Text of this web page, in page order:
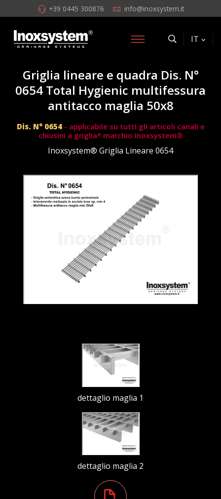
+39 0445 300876 info@inoxsystem.it
IT
Griglia lineare e quadra Dis. N°
0654 Total Hygienic multifessura
antitacco maglia 50x8
Dis. N° 0654- applicabile su tutti gli articoli canali e
chiusini a griglia* marchio Inoxsystem®
Inoxsystem® Griglia Lineare 0654
dettaglio maglia 1
dettaglio maglia 2